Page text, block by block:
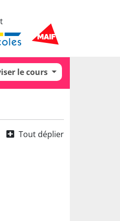
le cours
Tout déplier